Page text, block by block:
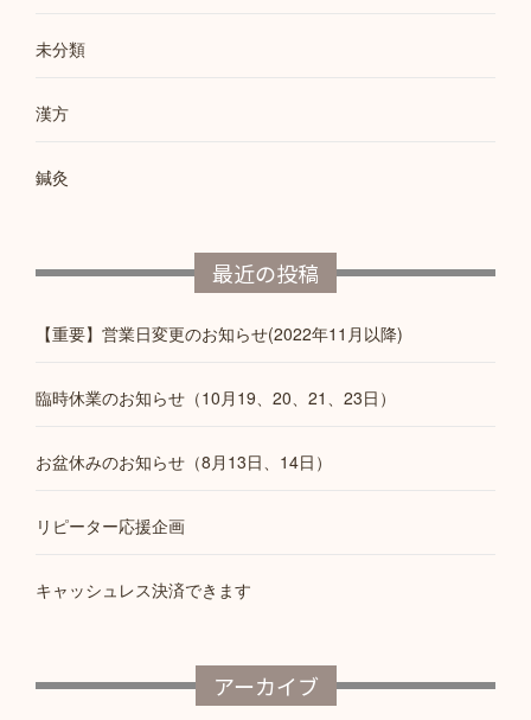
未分類
漢方
鍼灸
最近の投稿
【重要】営業日変更のお知らせ(2022年11月以降)
臨時休業のお知らせ（10月19、20、21、23日）
お盆休みのお知らせ（8月13日、14日）
リピーター応援企画
キャッシュレス決済できます
アーカイブ